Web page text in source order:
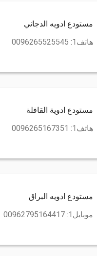
مستودع ادويه الدجاني
هاتف1:
0096265525545
مستودع ادوية القافلة
هاتف1:
0096265167351
مستودع ادويه البراق
موبايل1:
00962795164417